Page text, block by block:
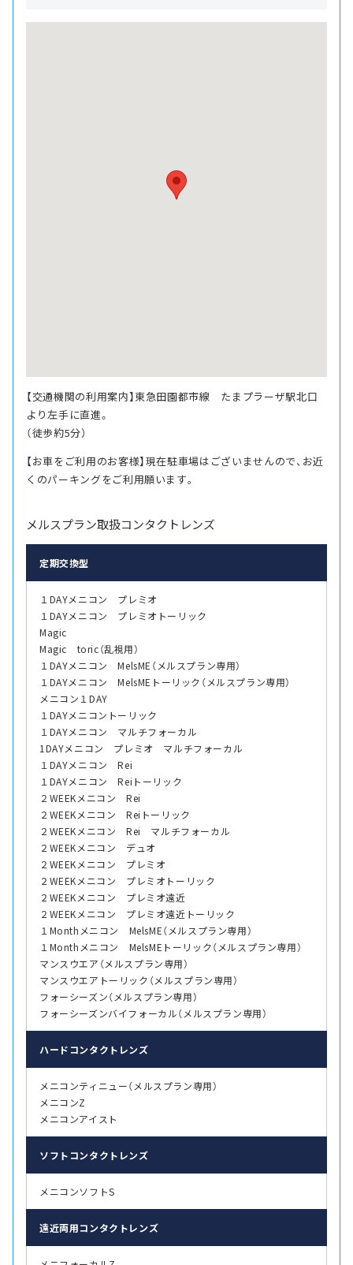
【交通機関の利用案内】東急田園都市線 たまプラーザ駅北口
より左手に直進。
（徒歩約5分）
【お車をご利用のお客様】現在駐車場はございませんので、お近
くのパーキングをご利用願います｡
メルスプラン取扱コンタクトレンズ
定期交換型
１DAYメニコン プレミオ
１DAYメニコン プレミオトーリック
Magic
Magic toric（乱視用）
１DAYメニコン MelsME（メルスプラン専用）
１DAYメニコン MelsMEトーリック（メルスプラン専用）
メニコン１DAY
１DAYメニコントーリック
１DAYメニコン マルチフォーカル
1DAYメニコン プレミオ マルチフォーカル
１DAYメニコン Rei
１DAYメニコン Reiトーリック
２WEEKメニコン Rei
２WEEKメニコン Reiトーリック
２WEEKメニコン Rei マルチフォーカル
２WEEKメニコン デュオ
２WEEKメニコン プレミオ
２WEEKメニコン プレミオトーリック
２WEEKメニコン プレミオ遠近
２WEEKメニコン プレミオ遠近トーリック
１Monthメニコン MelsME（メルスプラン専用）
１Monthメニコン MelsMEトーリック（メルスプラン専用）
マンスウエア（メルスプラン専用）
マンスウエアトーリック（メルスプラン専用）
フォーシーズン（メルスプラン専用）
フォーシーズンバイフォーカル（メルスプラン専用）
ハード コンタクトレンズ
メニコンティニュー（メルスプラン専用）
メニコンZ
メニコンアイスト
ソフト コンタクトレンズ
メニコンソフトS
遠近両用コンタクトレンズ